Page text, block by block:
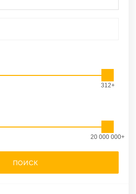
312+
20 000 000+
ПОИСК